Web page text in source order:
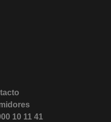
en ventana nueva)
(abre en ventana nueva)
10 11 41